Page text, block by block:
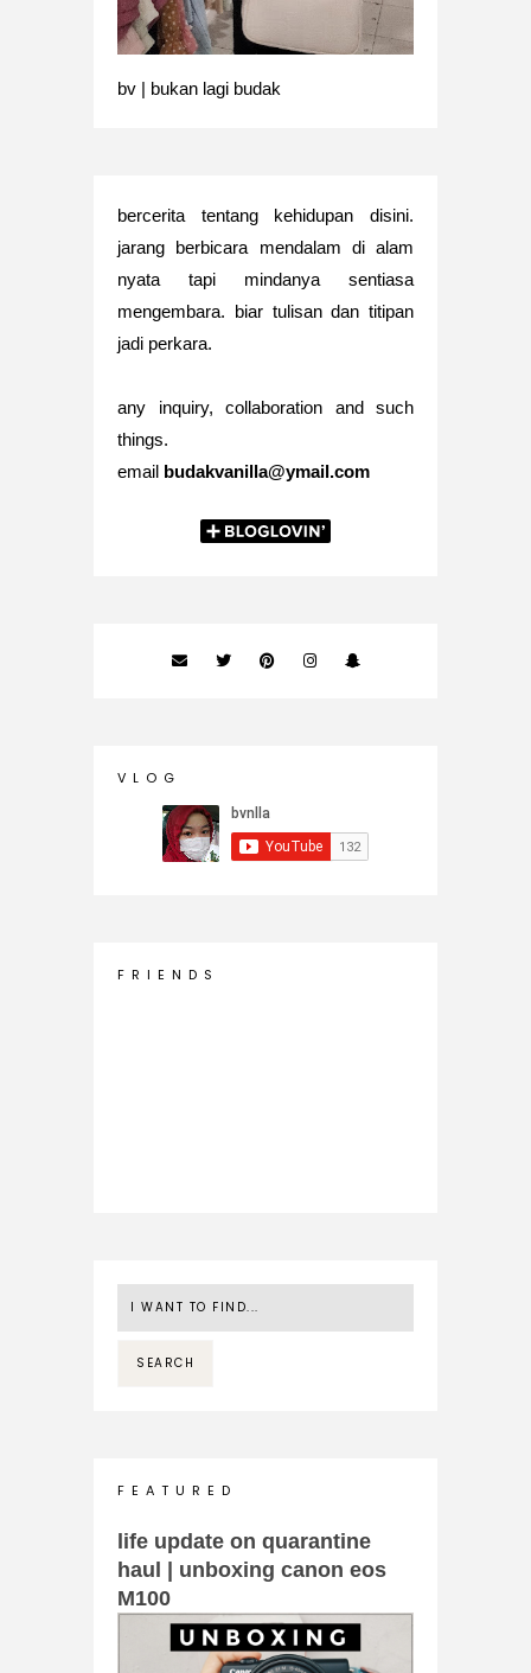
bv | bukan lagi budak
bercerita tentang kehidupan disini.
jarang berbicara mendalam di alam
nyata tapi mindanya sentiasa
mengembara. biar tulisan dan titipan
jadi perkara.
any inquiry, collaboration and such
things.
email budakvanilla@ymail.com
V L O G
F R I E N D S
F E A T U R E D
life update on quarantine
haul | unboxing canon eos
M100